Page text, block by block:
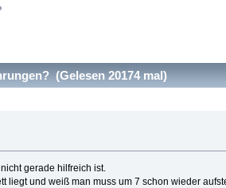
(Gelesen 20174 mal)
gerade hilfreich ist.
liegt und weiß man muss um 7 schon wieder